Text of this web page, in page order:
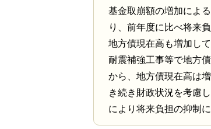
基金取崩額の増加によ
り、前年度に比べ将来
地方債現在高も増加し
耐震補強工事等で地方
から、地方債現在高は
き続き財政状況を考慮
により将来負担の抑制に